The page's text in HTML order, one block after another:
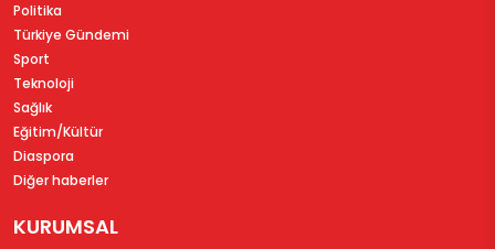
Politika
Türkiye Gündemi
Sport
Teknoloji
Sağlık
Eğitim/Kültür
Diaspora
Diğer haberler
KURUMSAL